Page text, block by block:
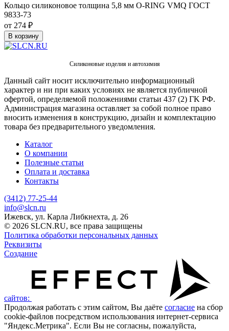
Кольцо силиконовое толщина 5,8 мм O-RING VMQ ГОСТ
9833-73
от 274 ₽
В корзину
Силиконовые изделия и автохимия
Данный сайт носит исключительно информационный
характер и ни при каких условиях не является публичной
офертой, определяемой положениями статьи 437 (2) ГK РФ.
Администрация магазина оставляет за собой полное право
вносить изменения в конструкцию, дизайн и комплектацию
товара без предварительного уведомления.
Каталог
О компании
Полезные статьи
Оплата и доставка
Контакты
(3412) 77-25-44
info@slcn.ru
Ижевск, ул. Карла Либкнехта, д. 26
© 2026 SLCN.RU, все права защищены
Политика обработки персональных данных
Реквизиты
Создание
сайтов:
Продолжая работать с этим сайтом, Вы даёте согласие на сбор
cookie-файлов посредством использования интернет-сервиса
"Яндекс.Метрика". Если Вы не согласны, пожалуйста,